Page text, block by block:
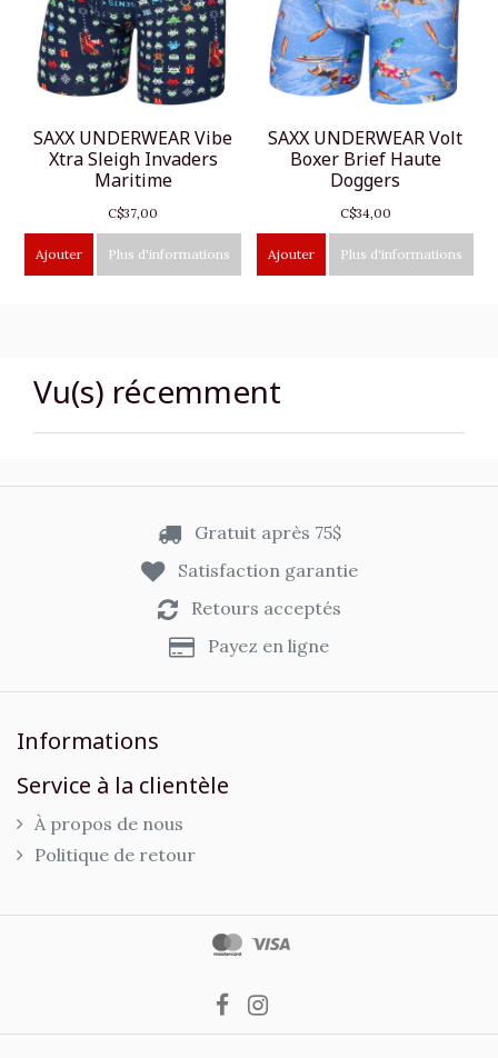
SAXX UNDERWEAR Vibe
Xtra Sleigh Invaders
Maritime
C$37,00
Ajouter Plus d'informations
SAXX UNDERWEAR Volt
Boxer Brief Haute
Doggers
C$34,00
Ajouter Plus d'informations
Vu(s) récemment
Gratuit après 75$
Satisfaction garantie
Retours acceptés
Payez en ligne
Informations
Service à la clientèle
À propos de nous
Politique de retour